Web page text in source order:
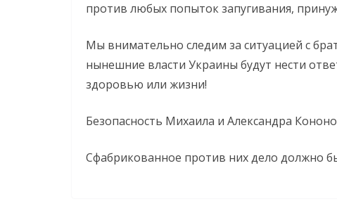
против любых попыток запугивания,
Мы внимательно следим за ситуацией с
нынешние власти Украины будут нести
здоровью или жизни!
Безопасность Михаила и Александра
Сфабрикованное против них дело должно